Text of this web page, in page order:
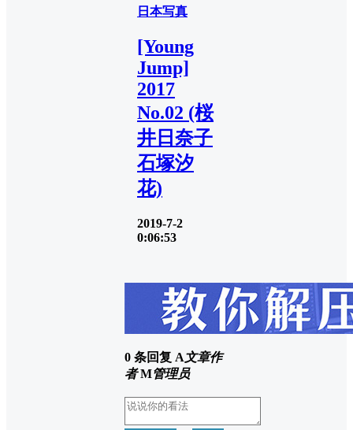
日本写真
[Young
Jump]
2017
No.02 (桜
井日奈子
石塚汐
花)
2019-7-2
0:06:53
0 条回复 A文章作
者 M管理员